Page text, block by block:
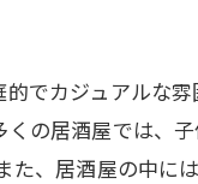
でカジュアルな
の居酒屋では、
、居酒屋の中に